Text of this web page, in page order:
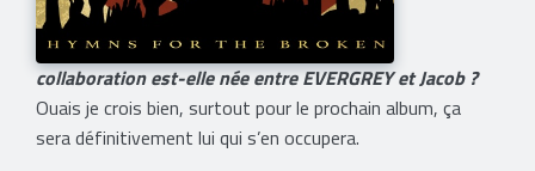
collaboration est-elle née entre EVERGREY et Jacob ?
Ouais je crois bien, surtout pour le prochain album, ça
sera définitivement lui qui s’en occupera.